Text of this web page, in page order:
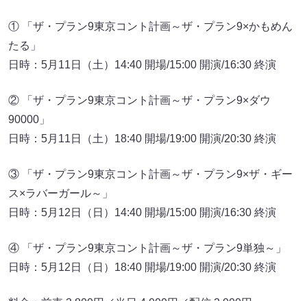
① 「ザ・プラン9東京コント計画～ザ・プラン9×かもめん
たる」
日時：5月11日（土）14:40 開場/15:00 開演/16:30 終演
② 「ザ・プラン9東京コント計画～ザ・プラン9×ダウ
90000」
日時：5月11日（土）18:40 開場/19:00 開演/20:30 終演
③ 「ザ・プラン9東京コント計画～ザ・プラン9×ザ・ギー
ス×ラバーガール～」
日時：5月12日（日）14:40 開場/15:00 開演/16:30 終演
④ 「ザ・プラン9東京コント計画～ザ・プラン9単独～」
日時：5月12日（日）18:40 開場/19:00 開演/20:30 終演